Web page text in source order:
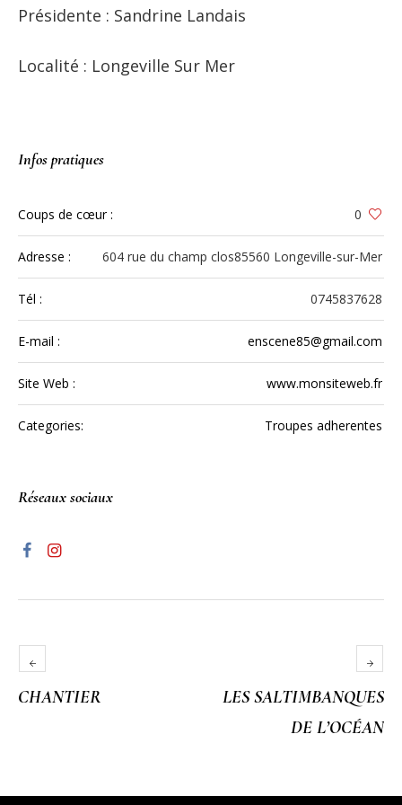
Présidente : Sandrine Landais
Localité : Longeville Sur Mer
Infos pratiques
Coups de cœur : 0
Adresse : 604 rue du champ clos85560 Longeville-sur-Mer
Tél : 0745837628
E-mail : enscene85@gmail.com
Site Web : www.monsiteweb.fr
Categories: Troupes adherentes
Réseaux sociaux
CHANTIER
LES SALTIMBANQUES
DE L’OCÉAN